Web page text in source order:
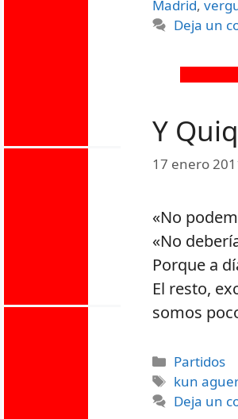
Madrid,
Deja un
Y
17 enero
«No
«No
Porque a
El resto,
somos
Partidos
kun
Deja un